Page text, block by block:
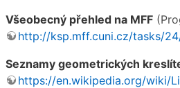
Všeobecný přehled na MFF
http://ksp.mff.cuni.cz/tasks/
Seznamy geometrických
https://en.wikipedia.org/wiki/